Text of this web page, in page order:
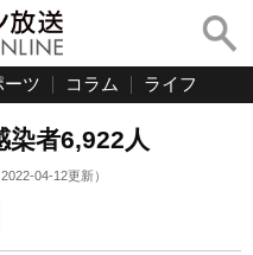
ーツ コラム ライフ
染者6,922人
2022-04-12更新）